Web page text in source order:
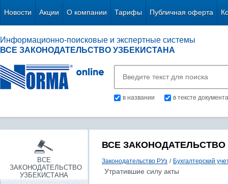
Новости Акции О компании Тарифы Публичная оферта
Информационно-поисковые и экспертные системы
ВСЕ ЗАКОНОДАТЕЛЬСТВО УЗБЕКИСТАНА
в названии в тексте документа
ВСЕ
ЗАКОНОДАТЕЛЬСТВО
УЗБЕКИСТАНА
ВСЕ ЗАКОНОДАТЕЛЬСТВО
Законодательство РУз / Бухгалтерский
Утратившие силу акты